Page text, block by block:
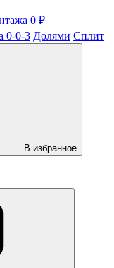
0 ₽
0-0-3 Долями Сплит
В избранное